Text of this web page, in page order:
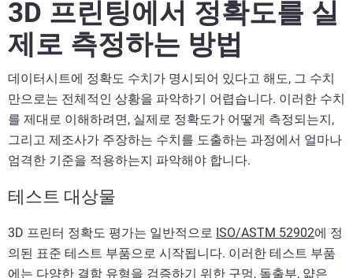
3D 프린팅에서 정확도를 실
제로 측정하는 방법
데이터시트에 정확도 수치가 명시되어 있다고 해도, 그 수치
만으로는 전체적인 상황을 파악하기 어렵습니다. 이러한 수치
를 제대로 이해하려면, 실제로 정확도가 어떻게 측정되는지,
그리고 제조사가 주장하는 수치를 도출하는 과정에서 얼마나
엄격한 기준을 적용하는지 파악해야 합니다.
테스트 대상물
3D 프린터 정확도 평가는 일반적으로 ISO/ASTM 52902에 정
의된 표준 테스트 부품으로 시작됩니다. 이러한 테스트 부품
에는 다양한 결함 유형을 검증하기 위한 구멍, 돌출부, 얇은